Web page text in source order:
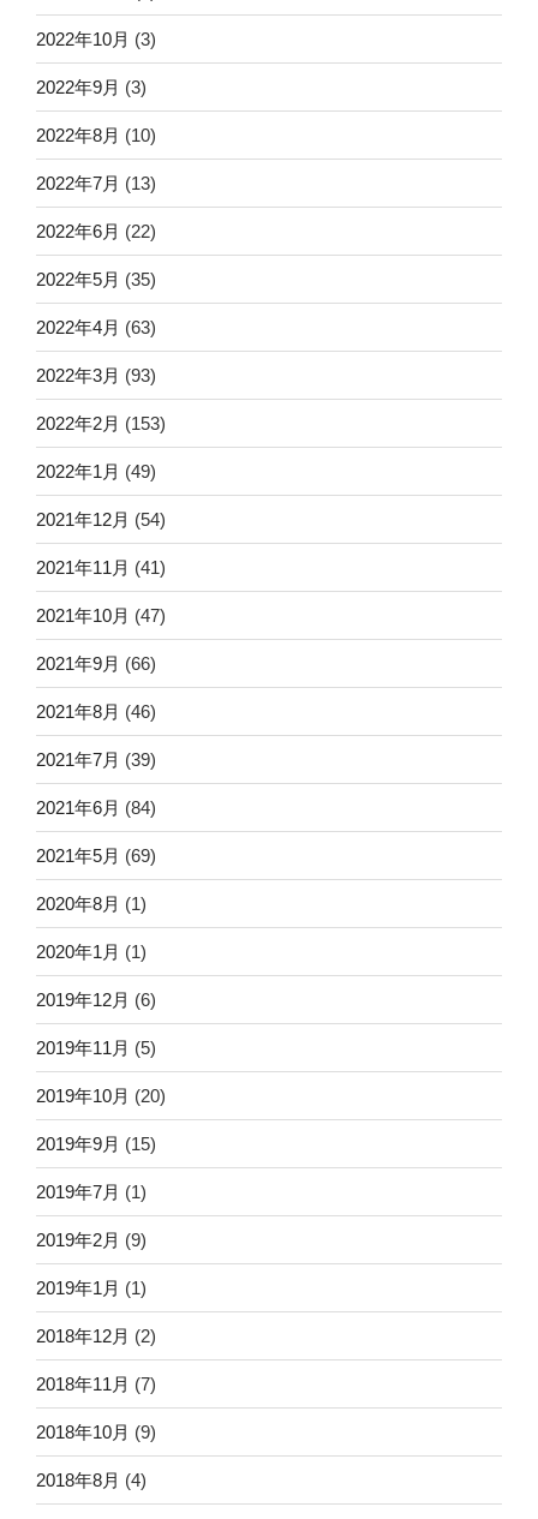
2022年10月 (3)
2022年9月 (3)
2022年8月 (10)
2022年7月 (13)
2022年6月 (22)
2022年5月 (35)
2022年4月 (63)
2022年3月 (93)
2022年2月 (153)
2022年1月 (49)
2021年12月 (54)
2021年11月 (41)
2021年10月 (47)
2021年9月 (66)
2021年8月 (46)
2021年7月 (39)
2021年6月 (84)
2021年5月 (69)
2020年8月 (1)
2020年1月 (1)
2019年12月 (6)
2019年11月 (5)
2019年10月 (20)
2019年9月 (15)
2019年7月 (1)
2019年2月 (9)
2019年1月 (1)
2018年12月 (2)
2018年11月 (7)
2018年10月 (9)
2018年8月 (4)